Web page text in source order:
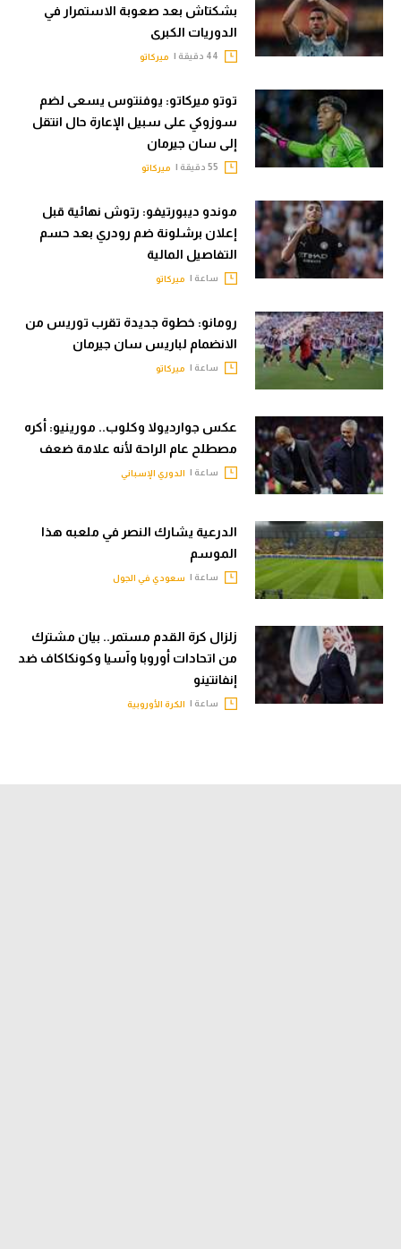
بشكتاش بعد صعوبة الاستمرار في
الدوريات الكبرى
ميركاتو
توتو ميركاتو: يوفنتوس يسعى لضم
سوزوكي على سبيل الإعارة حال انتقل
إلى سان جيرمان
ميركاتو
موندو ديبورتيفو: رتوش نهائية قبل
إعلان برشلونة ضم رودري بعد حسم
التفاصيل المالية
ساعة | ميركاتو
رومانو: خطوة جديدة تقرب توريس من
الانضمام لباريس سان جيرمان
ساعة | ميركاتو
عكس جوارديولا وكلوب.. مورينيو: أكره
مصطلح عام الراحة لأنه علامة ضعف
ساعة | الدوري الإسباني
الدرعية يشارك النصر في ملعبه هذا
الموسم
ساعة | سعودي في الجول
زلزال كرة القدم مستمر.. بيان مشترك
من اتحادات أوروبا وآسيا وكونكاكاف ضد
إنفانتينو
ساعة | الكرة الأوروبية